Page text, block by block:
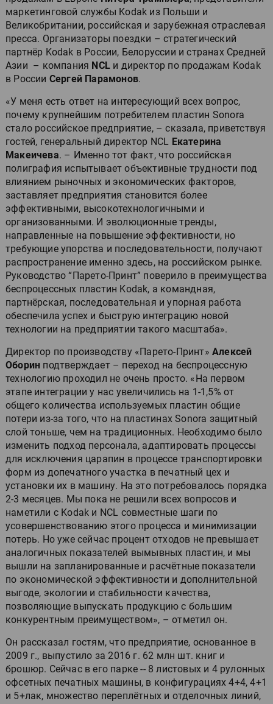
маркетинговой службы Kodak из Польши и
Великобритании, российская и зарубежная отраслевая
пресса. Организаторы поездки – стратегический
партнёр Kodak в России, Белоруссии и странах Средней
Азии – компания NCL и директор по продажам Kodak
в России Сергей Парамонов.
«У меня есть ответ на интересующий всех вопрос,
почему крупнейшим потребителем пластин Sonora
стало российское предприятие, – сказала, приветствуя
гостей, генеральный директор NCL Екатерина
Макеичева. – Именно тот факт, что российская
полиграфия испытывает объективные трудности под
влиянием рыночных и экономических факторов,
заставляет предприятия становится более
эффективными, высокотехнологичными и
организованными. И эволюционные тренды,
направленные на повышение эффективности, но
требующие упорства и последовательности, получают
распространение именно здесь, на российском рынке.
Руководство “Парето-Принт” поверило в преимущества
беспроцессных пластин Kodak, а командная,
партнёрская, последовательная и упорная работа
обеспечила успех и быструю интеграцию новой
технологии на предприятии такого масштаба».
Директор по производству «Парето-Принт» Алексей
Оборин подтверждает – переход на беспроцессную
технологию проходил не очень просто. «На первом
этапе интеграции у нас увеличились на 1-1,5% от
общего количества используемых пластин общие
потери из-за того, что на пластинах Sonora защитный
слой тоньше, чем на традиционных. Необходимо было
изменить подход персонала, адаптировать процессы
для исключения царапин в процессе транспортировки
форм из допечатного участка в печатный цех и
установки их в машину. На это потребовалось порядка
2-3 месяцев. Мы пока не решили всех вопросов и
наметили с Kodak и NCL совместные шаги по
усовершенствованию этого процесса и минимизации
потерь. Но уже сейчас процент отходов не превышает
аналогичных показателей вымывных пластин, и мы
вышли на запланированные и расчётные показатели
по экономической эффективности и дополнительной
выгоде, экологии и стабильности качества,
позволяющие выпускать продукцию с большим
конкурентным преимуществом», – отметил он.
Он рассказал гостям, что предприятие, основанное в
2009 г., выпустило за 2016 г. 62 млн шт. книг и
брошюр. Сейчас в его парке -- 8 листовых и 4 рулонных
офсетных печатных машины, в конфигурациях 4+4, 4+1
и 5+лак, множество переплётных и отделочных линий,